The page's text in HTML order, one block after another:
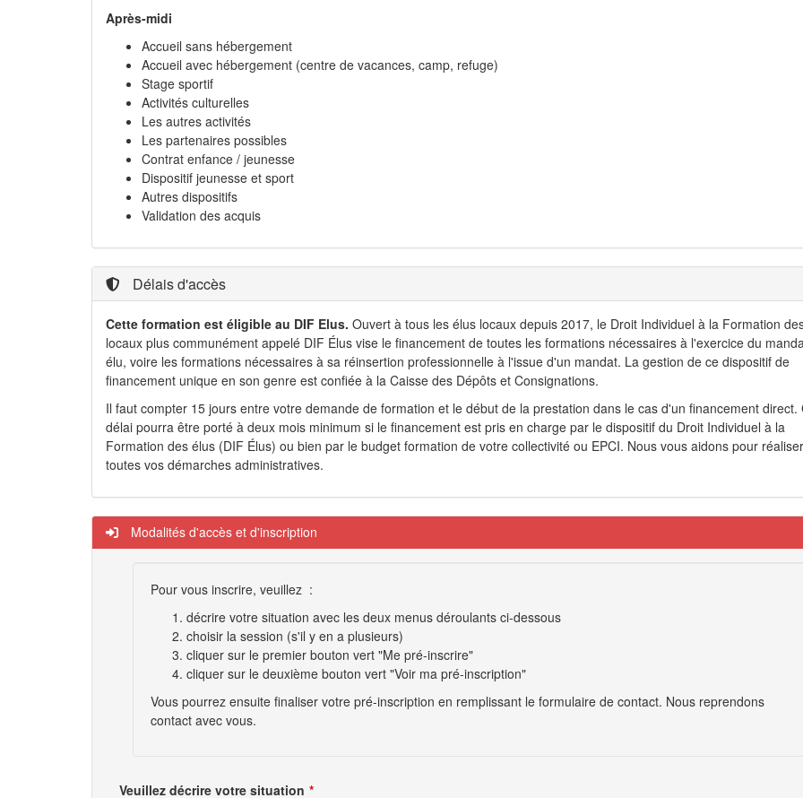
Après-midi
Accueil sans hébergement
Accueil avec hébergement (centre de vacances, camp, refuge)
Stage sportif
Activités culturelles
Les autres activités
Les partenaires possibles
Contrat enfance / jeunesse
Dispositif jeunesse et sport
Autres dispositifs
Validation des acquis
Délais d'accès
Cette formation est éligible au DIF Elus. Ouvert à tous les élus locaux depuis 2017, le Droit Individuel à la Formation
locaux plus communément appelé DIF Élus vise le financement de toutes les formations nécessaires à l'exercice du
élu, voire les formations nécessaires à sa réinsertion professionnelle à l'issue d'un mandat. La gestion de ce dispositif de
financement unique en son genre est confiée à la Caisse des Dépôts et Consignations.
Il faut compter 15 jours entre votre demande de formation et le début de la prestation dans le cas d'un financement direct.
délai pourra être porté à deux mois minimum si le financement est pris en charge par le dispositif du Droit Individuel à la
Formation des élus (DIF Élus) ou bien par le budget formation de votre collectivité ou EPCI. Nous vous aidons pour réaliser
toutes vos démarches administratives.
Modalités d'accès et d'inscription
Pour vous inscrire, veuillez :
décrire votre situation avec les deux menus déroulants ci-dessous
choisir la session (s'il y en a plusieurs)
cliquer sur le premier bouton vert "Me pré-inscrire"
cliquer sur le deuxième bouton vert "Voir ma pré-inscription"
Vous pourrez ensuite finaliser votre pré-inscription en remplissant le formulaire de contact. Nous reprendons
contact avec vous.
Veuillez décrire votre situation